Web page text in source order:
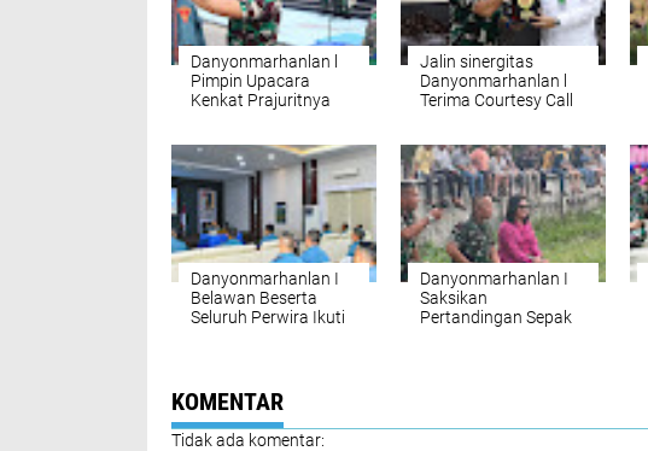
Danyonmarhanlan l
Pimpin Upacara
Kenkat Prajuritnya
Jalin sinergitas
Danyonmarhanlan l
Terima Courtesy Call
Danyonmarhanlan I
Belawan Beserta
Seluruh Perwira Ikuti
Kaskoarmada RI di
Mako Lantamal l
Danyonmarhanlan I
Saksikan
Pertandingan Sepak
KOMENTAR
Tidak ada komentar: